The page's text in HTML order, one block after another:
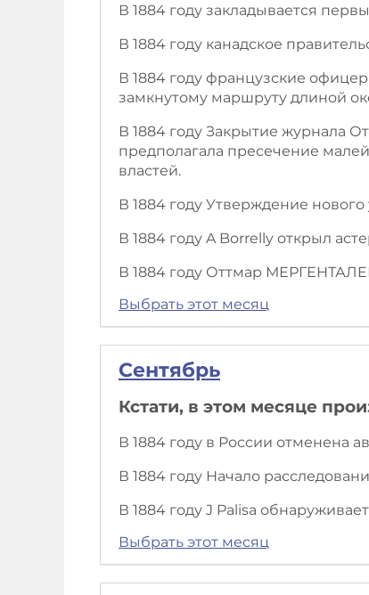
В 1884 году закладывается
В 1884 году канадское
В 1884 году французские
замкнутому маршруту длиной
В 1884 году Закрытие журнала
предполагала пресечение
властей.
В 1884 году Утверждение
В 1884 году A Borrelly открыл
В 1884 году Оттмар
Выбрать этот месяц
Сентябрь
Кстати, в этом месяце
В 1884 году в России отменена
В 1884 году Начало
В 1884 году J Palisa
Выбрать этот месяц